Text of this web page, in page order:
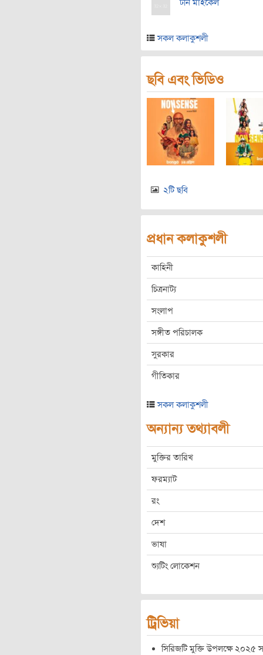
টনি মাইকেল
সকল কলাকুশলী
ছবি এবং ভিডিও
২টি ছবি
প্রধান কলাকুশলী
কাহিনী
চিত্রনাট্য
সংলাপ
সঙ্গীত পরিচালক
সুরকার
গীতিকার
সকল কলাকুশলী
অন্যান্য তথ্যাবলী
মুক্তির তারিখ
ফরম্যাট
রং
দেশ
ভাষা
শ্যুটিং লোকেশন
ট্রিভিয়া
সিরিজটি মুক্তি উপলক্ষে ২০২৫